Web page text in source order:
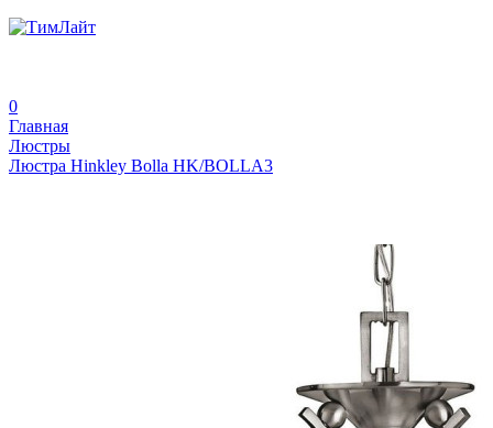
0
Главная
Люстры
Люстра Hinkley Bolla HK/BOLLA3